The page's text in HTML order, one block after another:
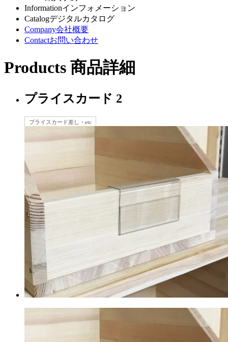
Informationインフォメーション
Catalogデジタルカタログ
Company会社概要
Contactお問い合わせ
Products 商品詳細
プライスカード 2
プライスカード差し・etc